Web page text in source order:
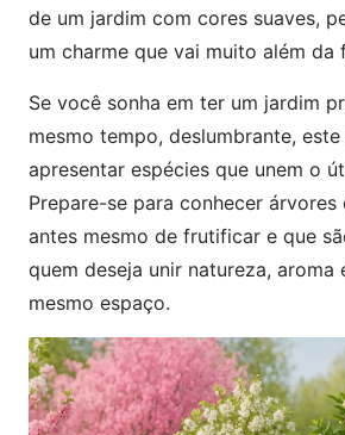
de um jardim com cores suaves,
um charme que vai muito além da
Se você sonha em ter um jardim
mesmo tempo, deslumbrante,
apresentar espécies que unem o
Prepare-se para conhecer árvores
antes mesmo de frutificar e que
quem deseja unir natureza, aroma
mesmo espaço.